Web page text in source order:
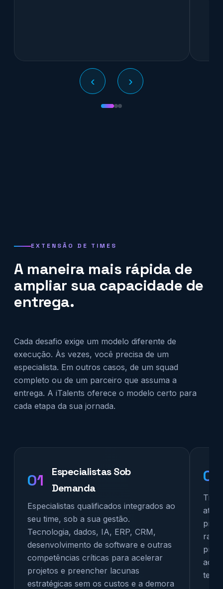
‹ ›
EXTENSÃO DE TIMES
A maneira mais rápida de
ampliar sua capacidade de
entrega.
Cada desafio exige um modelo diferente de
execução. Às vezes, você precisa de um
especialista. Em outros casos, de um squad
completo ou de um parceiro que assuma a
entrega. A iTalents oferece o modelo certo para
cada etapa da sua jornada.
01
Especialistas Sob
Demanda
Especialistas qualificados integrados ao
seu time, sob a sua gestão.
Tecnologia, dados, IA, ERP, CRM,
desenvolvimento de software e outras
competências críticas para acelerar
projetos e preencher lacunas
estratégicas sem os custos e a demora
02